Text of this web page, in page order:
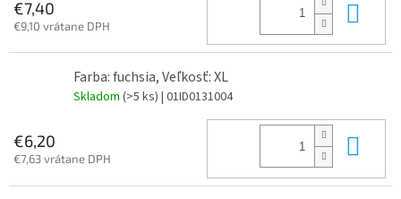
€7,40
€9,10 vrátane DPH
Farba: fuchsia, Veľkosť: XL
Skladom (>5 ks) | 01ID0131004
€6,20
€7,63 vrátane DPH